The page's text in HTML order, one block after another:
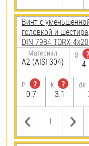
Винт с
головкой и
DIN 7984 TORX
Материал
А2 (AISI 304)
Ø
?
4
P
?
0.7
k
?
3.1
dk